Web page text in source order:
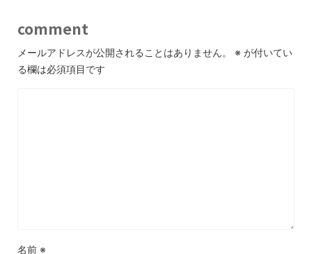
comment
メールアドレスが公開されることはありません。 ※ が付いてい
る欄は必須項目です
名前 ※